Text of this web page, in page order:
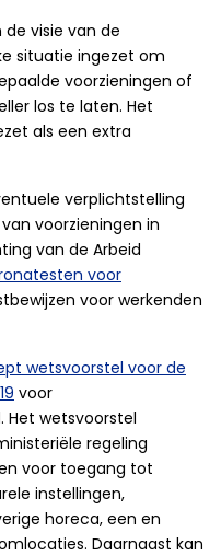
visie van de
situatie ingezet om
voorzieningen of
los te laten. Het
als een extra
verplichtstelling
voorzieningen in
van de Arbeid
voor
voor werkenden
wetsvoorstel voor de
voor
wetsvoorstel
regeling
voor toegang tot
instellingen,
horeca, een en
Daarnaast kan